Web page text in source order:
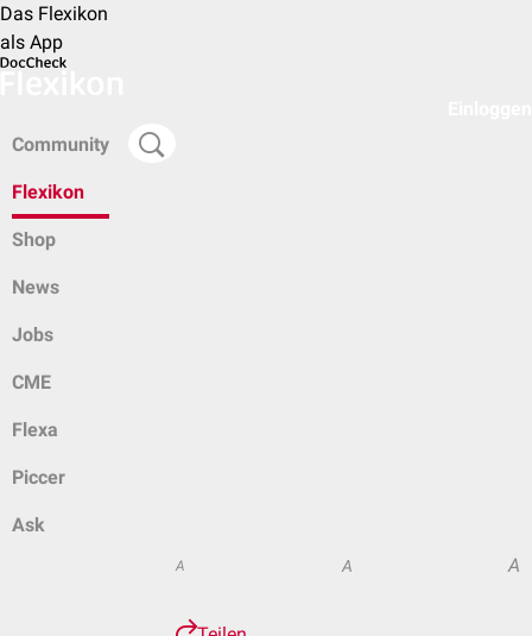
Das Flexikon
als App
Community
Flexikon
Shop
News
Jobs
CME
Flexa
Piccer
Ask
A A A